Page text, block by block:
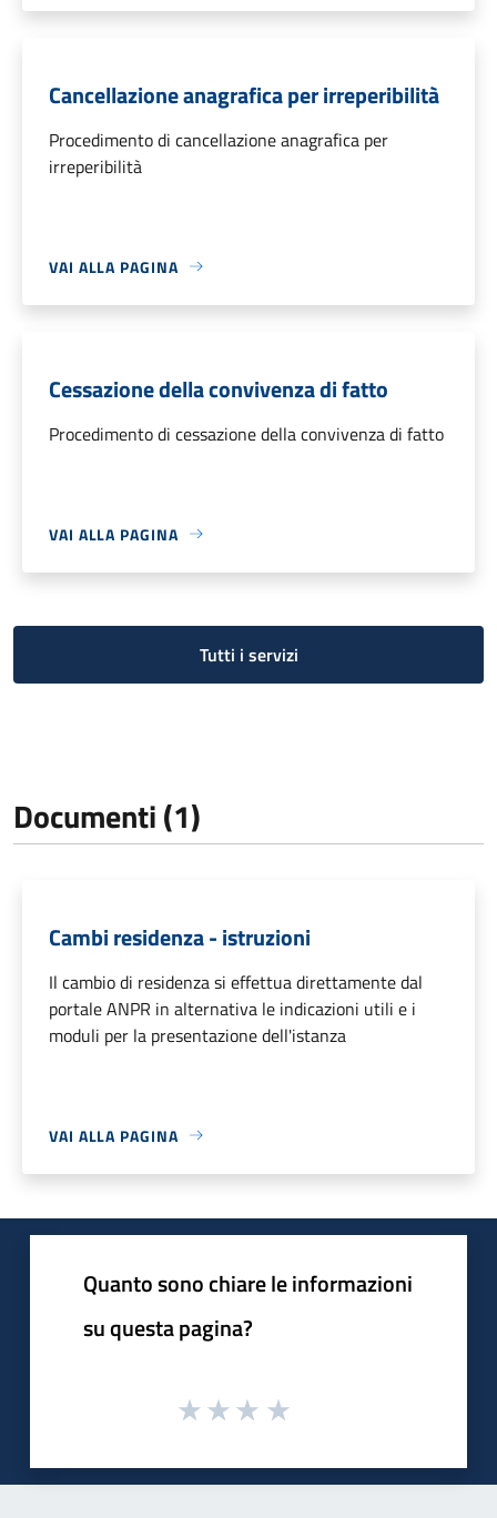
Cancellazione anagrafica per irreperibilità
Procedimento di cancellazione anagrafica per
irreperibilità
VAI ALLA PAGINA
Cessazione della convivenza di fatto
Procedimento di cessazione della convivenza di fatto
VAI ALLA PAGINA
Tutti i servizi
Documenti (1)
Cambi residenza - istruzioni
Il cambio di residenza si effettua direttamente dal
portale ANPR in alternativa le indicazioni utili e i
moduli per la presentazione dell'istanza
VAI ALLA PAGINA
Quanto sono chiare le informazioni
su questa pagina?